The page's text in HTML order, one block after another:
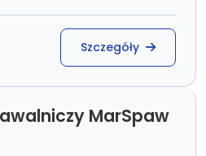
Szczegóły
MarSpaw